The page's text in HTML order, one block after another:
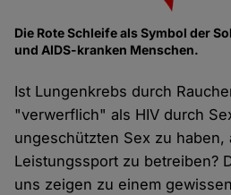
Die Rote Schleife als Symbol der
und AIDS-kranken Menschen.
Ist Lungenkrebs durch
"verwerflich" als HIV durch
ungeschützten Sex zu
Leistungssport zu betreiben?
uns zeigen zu einem